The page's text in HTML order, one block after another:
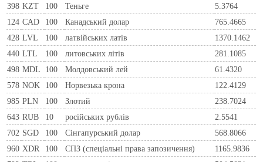
398 KZT 100 Теньге
5.3764
124 CAD 100 Канадський долар
765.4665
428 LVL 100 латвійських латів
1370.1462
440 LTL 100 литовських літів
281.1085
498 MDL 100 Молдовський лей
61.4320
578 NOK 100 Норвезька крона
122.4129
985 PLN 100 Злотий
238.7024
643 RUB 10 російських рублів
2.5541
702 SGD 100 Сінгапурський долар
568.8066
960 XDR 100 СПЗ (спеціальні права запозичення)
1165.9836